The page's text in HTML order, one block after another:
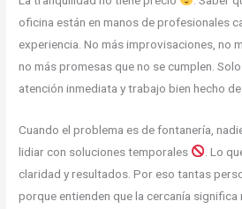
oficina están en manos de profesionales
experiencia. No más improvisaciones, no
no más promesas que no se cumplen.
atención inmediata y trabajo bien hecho
Cuando el problema es de fontanería,
lidiar con soluciones temporales
. Lo
claridad y resultados. Por eso tantas
porque entienden que la cercanía significa